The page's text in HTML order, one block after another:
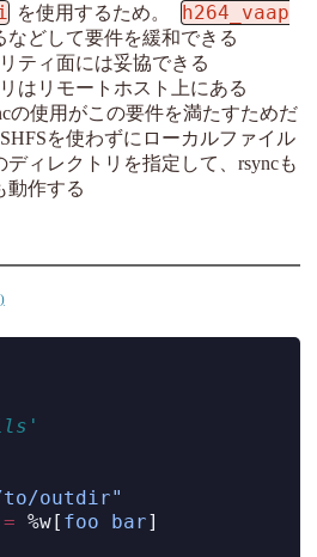
を使用するため。
h264_vaap
などして要件を緩和できる
ティ面には妥協できる
はリモートホスト上にある
の使用がこの要件を満たすためだ
を使わずにローカルファイル
ディレクトリを指定して、rsyncも
動作する
outdir"
= %w[ foo bar]